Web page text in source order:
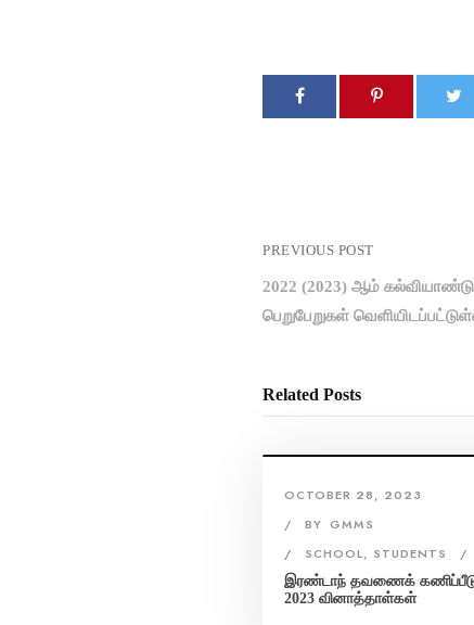
PREVIOUS POST
2022 (2023) ஆம்
பெறுபேறுகள்
Related Posts
OCTOBER 28, 2023
BY GMMS
SCHOOL, STUDENTS
இரண்டாந் தவணைக்
2023 வினாத்தாள்கள்